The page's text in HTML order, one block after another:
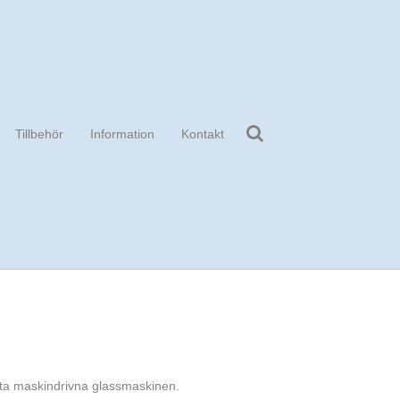
Tillbehör Information Kontakt
maskindrivna glassmaskinen.